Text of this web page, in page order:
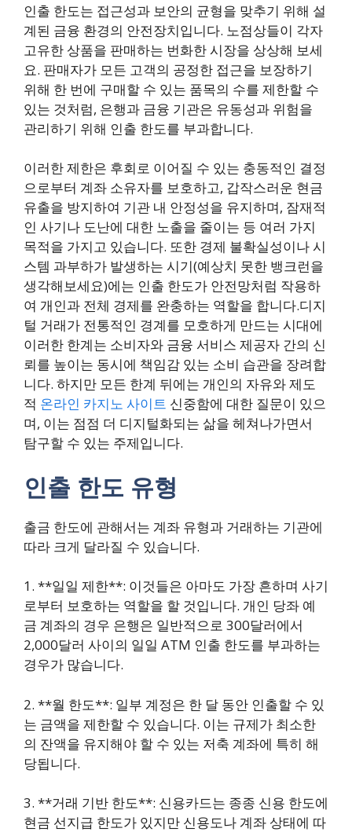
인출 한도는 접근성과 보안의 균형을 맞추기 위해 설
계된 금융 환경의 안전장치입니다. 노점상들이 각자
고유한 상품을 판매하는 번화한 시장을 상상해 보세
요. 판매자가 모든 고객의 공정한 접근을 보장하기
위해 한 번에 구매할 수 있는 품목의 수를 제한할 수
있는 것처럼, 은행과 금융 기관은 유동성과 위험을
관리하기 위해 인출 한도를 부과합니다.
이러한 제한은 후회로 이어질 수 있는 충동적인 결정
으로부터 계좌 소유자를 보호하고, 갑작스러운 현금
유출을 방지하여 기관 내 안정성을 유지하며, 잠재적
인 사기나 도난에 대한 노출을 줄이는 등 여러 가지
목적을 가지고 있습니다. 또한 경제 불확실성이나 시
스템 과부하가 발생하는 시기(예상치 못한 뱅크런을
생각해보세요)에는 인출 한도가 안전망처럼 작용하
여 개인과 전체 경제를 완충하는 역할을 합니다.디지
털 거래가 전통적인 경계를 모호하게 만드는 시대에
이러한 한계는 소비자와 금융 서비스 제공자 간의 신
뢰를 높이는 동시에 책임감 있는 소비 습관을 장려합
니다. 하지만 모든 한계 뒤에는 개인의 자유와 제도
적 온라인 카지노 사이트 신중함에 대한 질문이 있으
며, 이는 점점 더 디지털화되는 삶을 헤쳐나가면서
탐구할 수 있는 주제입니다.
인출 한도 유형
출금 한도에 관해서는 계좌 유형과 거래하는 기관에
따라 크게 달라질 수 있습니다.
1. **일일 제한**: 이것들은 아마도 가장 흔하며 사기
로부터 보호하는 역할을 할 것입니다. 개인 당좌 예
금 계좌의 경우 은행은 일반적으로 300달러에서
2,000달러 사이의 일일 ATM 인출 한도를 부과하는
경우가 많습니다.
2. **월 한도**: 일부 계정은 한 달 동안 인출할 수 있
는 금액을 제한할 수 있습니다. 이는 규제가 최소한
의 잔액을 유지해야 할 수 있는 저축 계좌에 특히 해
당됩니다.
3. **거래 기반 한도**: 신용카드는 종종 신용 한도에
현금 선지급 한도가 있지만 신용도나 계좌 상태에 따